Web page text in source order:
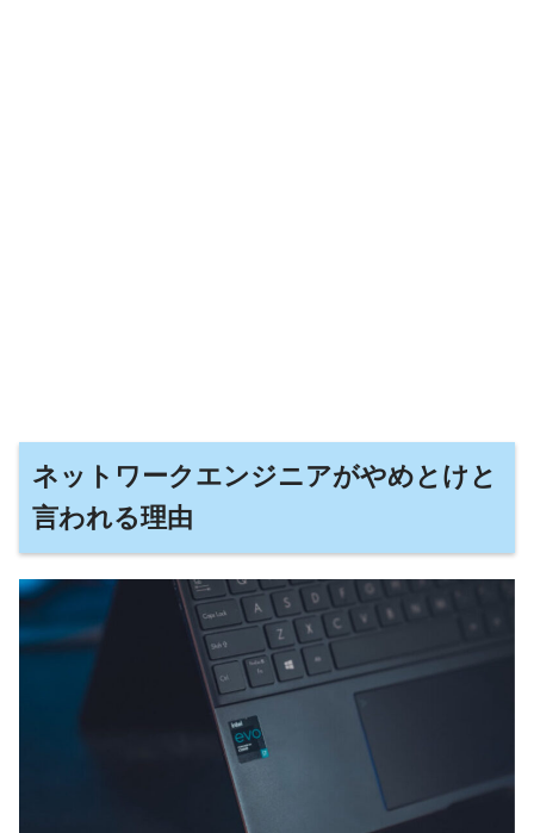
ネットワークエンジニアがやめとけと
言われる理由